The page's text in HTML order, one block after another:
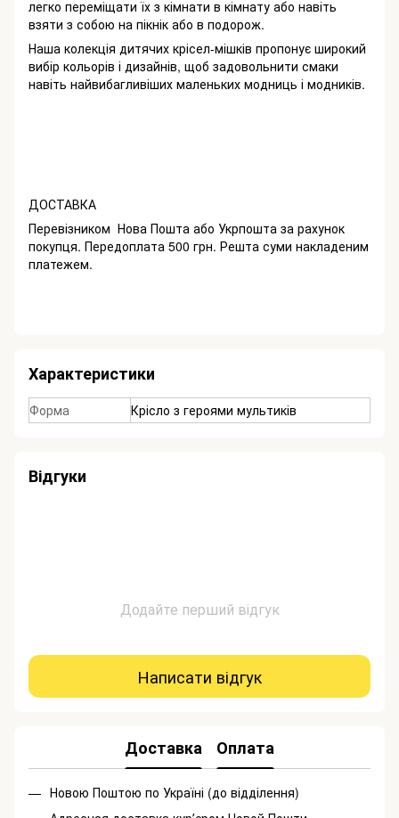
легко переміщати їх з кімнати в кімнату або навіть
взяти з собою на пікнік або в подорож.
Наша колекція дитячих крісел-мішків пропонує широкий
вибір кольорів і дизайнів, щоб задовольнити смаки
навіть найвибагливіших маленьких модниць і модників.
ДОСТАВКА
Перевізником Нова Пошта або Укрпошта за рахунок
покупця. Передоплата 500 грн. Решта суми накладеним
платежем.
Характеристики
Форма Крісло з героями мультиків
Відгуки
Додайте перший відгук
Написати відгук
Доставка Оплата
Новою Поштою по Україні (до відділення)